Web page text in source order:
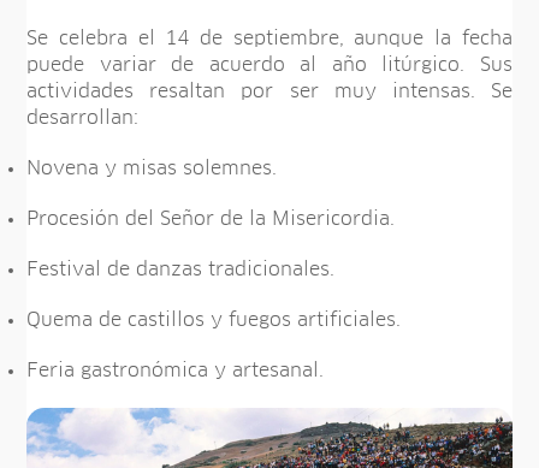
Se celebra el 14 de septiembre, aunque la fecha
puede variar de acuerdo al año litúrgico. Sus
actividades resaltan por ser muy intensas. Se
desarrollan:
Novena y misas solemnes.
Procesión del Señor de la Misericordia.
Festival de danzas tradicionales.
Quema de castillos y fuegos artificiales.
Feria gastronómica y artesanal.